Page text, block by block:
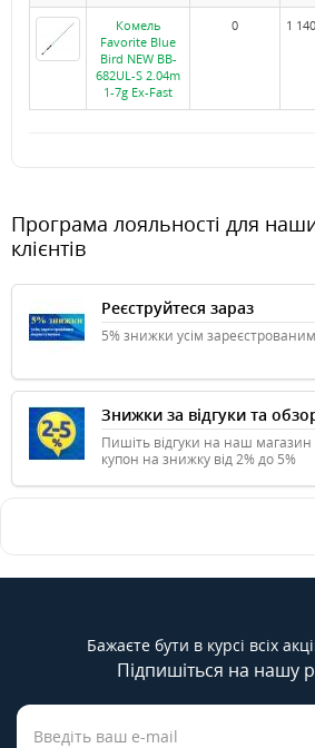
Комель
Favorite Blue
Bird NEW BB-
682UL-S 2.04m
1-7g Ex-Fast
0 1
Програма лояльності для
клієнтів
Реєструйтеся зараз
5% знижки усім
Знижки за відгуки та
Пишіть відгуки на наш
купон на знижку від 2% до 5%
Бажаєте бути в курсі всіх
Підпишіться на нашу